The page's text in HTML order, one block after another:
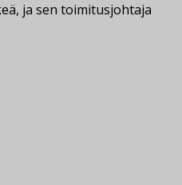
ja sen toimitusjohtaja